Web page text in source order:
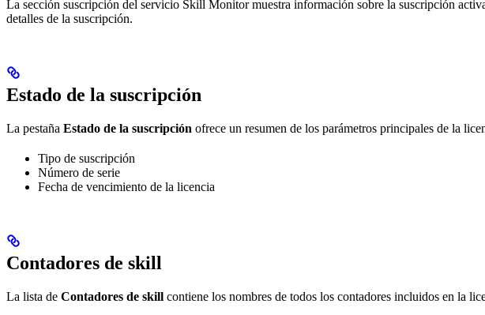
La sección suscripción del servicio Skill Monitor muestra información sobre la suscripción
detalles de la suscripción.
Estado de la suscripción
La pestaña Estado de la suscripción ofrece un resumen de los parámetros principales de la
Tipo de suscripción
Número de serie
Fecha de vencimiento de la licencia
Contadores de skill
La lista de Contadores de skill contiene los nombres de todos los contadores incluidos en la